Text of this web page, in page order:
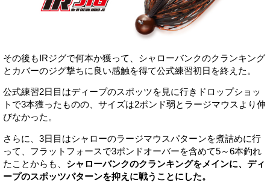
その後もIRジグで何本か獲って、シャローバンクのクランキング
とカバーのジグ撃ちに良い感触を得て公式練習初日を終えた。
公式練習2日目はディープのスポッツを見に行きドロップショッ
トで3本獲ったものの、サイズは2ポンド弱とラージマウスより伸
びなかった。
さらに、3日目はシャローのラージマウスパターンを煮詰めに行
って、フラットフォースで3ポンドオーバーを含めて5～6本釣れ
たことからも、 シャローバンクのクランキングをメインに、ディ
ープのスポッツパターンを抑えに戦うことにした。